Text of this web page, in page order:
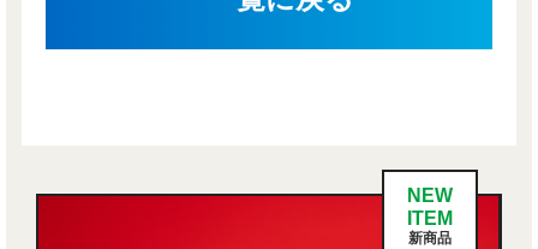
NEW
ITEM
新商品